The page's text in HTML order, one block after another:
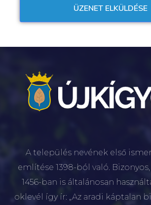
A település nevének első
említése 1398-ból való.
1456-ban is általánosan
oklevél így ír: „Az aradi káptalan